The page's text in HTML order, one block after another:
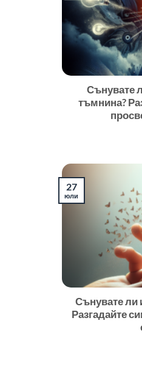
Сънувате
тъмнина?
Сънувате ли
Разгадайте
27
юли